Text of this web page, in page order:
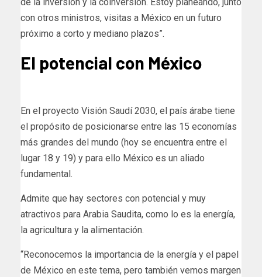
con otros ministros, visitas a México en un futuro
próximo a corto y mediano plazos”.
El potencial con México
En el proyecto Visión Saudí 2030, el país árabe tiene
el propósito de posicionarse entre las 15 economías
más grandes del mundo (hoy se encuentra entre el
lugar 18 y 19) y para ello México es un aliado
fundamental.
Admite que hay sectores con potencial y muy
atractivos para Arabia Saudita, como lo es la energía,
la agricultura y la alimentación.
“Reconocemos la importancia de la energía y el papel
de México en este tema, pero también vemos margen